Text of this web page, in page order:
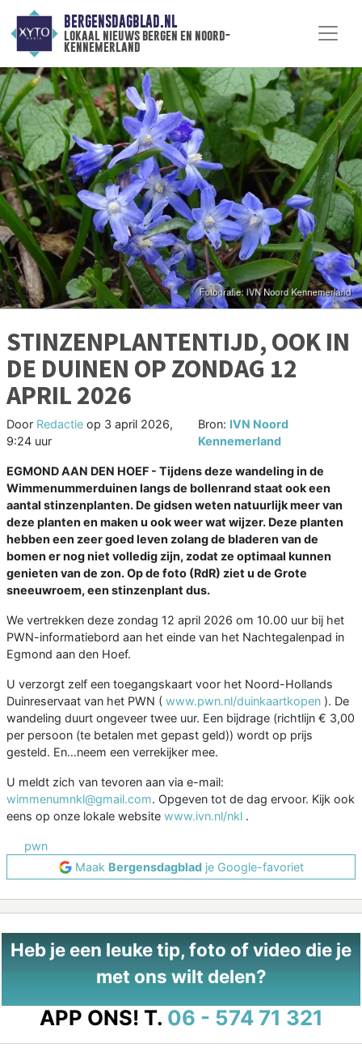
BERGENSDAGBLAD.NL
lokaal nieuws bergen en noord-
kennemerland
STINZENPLANTENTIJD, OOK IN
DE DUINEN OP ZONDAG 12
APRIL 2026
Door Redactie op 3 april 2026,
9:24 uur
Bron: IVN Noord
Kennemerland
EGMOND AAN DEN HOEF - Tijdens deze wandeling in de
Wimmenummerduinen langs de bollenrand staat ook een
aantal stinzenplanten. De gidsen weten natuurlijk meer van
deze planten en maken u ook weer wat wijzer. Deze planten
hebben een zeer goed leven zolang de bladeren van de
bomen er nog niet volledig zijn, zodat ze optimaal kunnen
genieten van de zon. Op de foto (RdR) ziet u de Grote
sneeuwroem, een stinzenplant dus.
We vertrekken deze zondag 12 april 2026 om 10.00 uur bij het
PWN-informatiebord aan het einde van het Nachtegalenpad in
Egmond aan den Hoef.
U verzorgt zelf een toegangskaart voor het Noord-Hollands
Duinreservaat van het PWN ( www.pwn.nl/duinkaartkopen ). De
wandeling duurt ongeveer twee uur. Een bijdrage (richtlijn € 3,00
per persoon (te betalen met gepast geld)) wordt op prijs
gesteld. En…neem een verrekijker mee.
U meldt zich van tevoren aan via e-mail:
wimmenumnkl@gmail.com. Opgeven tot de dag ervoor. Kijk ook
eens op onze lokale website www.ivn.nl/nkl .
pwn
Maak Bergensdagbladje Google-favoriet
Heb je een leuke tip, foto of video die je
met ons wilt delen?
APP ONS! T. 06 - 574 71 321